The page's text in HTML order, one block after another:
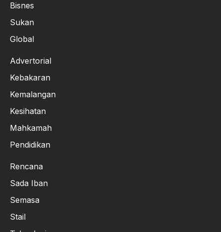
Bisnes
Sukan
Global
Advertorial
Kebakaran
Kemalangan
Kesihatan
Mahkamah
Pendidikan
Rencana
Sada Iban
Semasa
Stail